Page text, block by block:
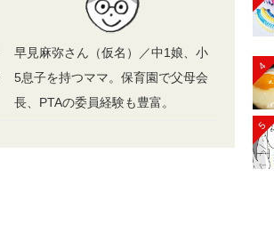
早見麻弥さん（仮名）／中1娘、小
5息子を持つママ。保育園で父母会
長、PTAの委員経験も豊富。
4
5